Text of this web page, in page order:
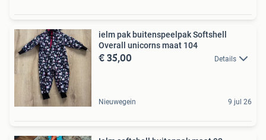
ielm pak buitenspeelpak Softshell
Overall unicorns maat 104
€ 35,00 Details
Nieuwegein 9 jul 26